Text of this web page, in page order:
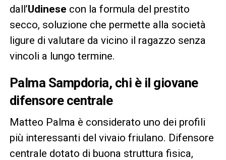
dall’Udinese con la formula del prestito
secco, soluzione che permette alla società
ligure di valutare da vicino il ragazzo senza
vincoli a lungo termine.
Palma Sampdoria, chi è il giovane
difensore centrale
Matteo Palma è considerato uno dei profili
più interessanti del vivaio friulano. Difensore
centrale dotato di buona struttura fisica,